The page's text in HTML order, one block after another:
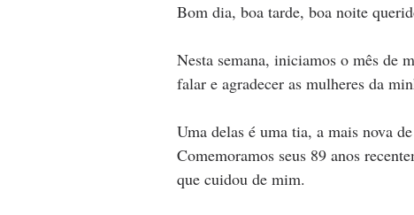
Bom dia, boa tarde, boa noite
Nesta semana, iniciamos o mês de
falar e agradecer as mulheres da
Uma delas é uma tia, a mais nova
Comemoramos seus 89 anos
que cuidou de mim.